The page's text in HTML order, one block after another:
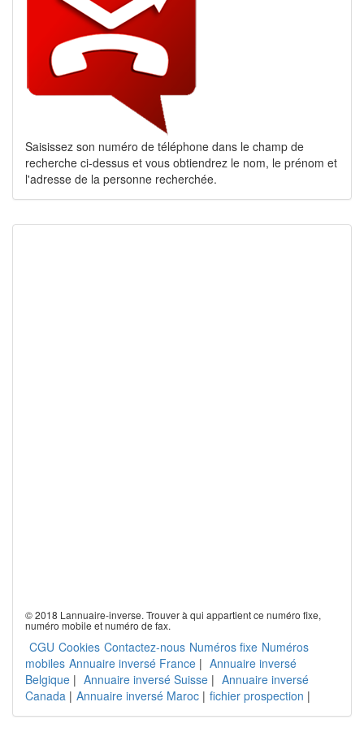
Saisissez son numéro de téléphone dans le champ de
recherche ci-dessus et vous obtiendrez le nom, le prénom et
l'adresse de la personne recherchée.
© 2018 Lannuaire-inverse. Trouver à qui appartient ce numéro fixe,
numéro mobile et numéro de fax.
CGU Cookies Contactez-nous Numéros fixe Numéros
mobiles Annuaire inversé France | Annuaire inversé
Belgique | Annuaire inversé Suisse | Annuaire inversé
Canada | Annuaire inversé Maroc | fichier prospection |